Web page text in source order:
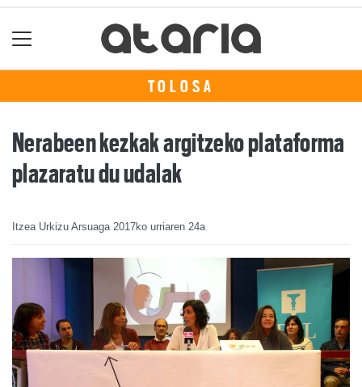
TOLOSA
Nerabeen kezkak argitzeko plataforma
plazaratu du udalak
Itzea Urkizu Arsuaga 2017ko urriaren 24a